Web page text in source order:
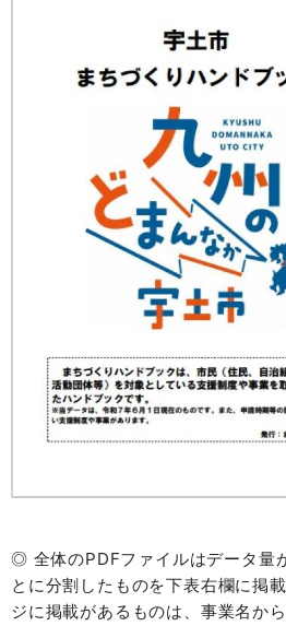
◎ 全体のPDFファイルはデータ量
とに分割したものを下表右欄に掲
ジに掲載があるものは、事業名か